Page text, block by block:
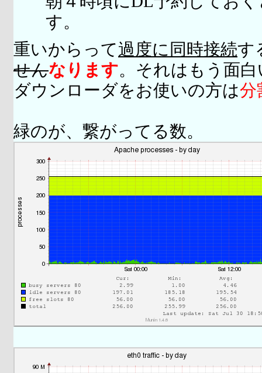
す。
重いからって過度に同時接続す
せんなります。それはもう面
ダウンローダをお使いの方は分
緑のが、繋がってる数。